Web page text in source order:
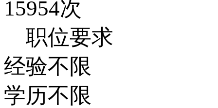
15954次
职位要求
经验不限
学历不限